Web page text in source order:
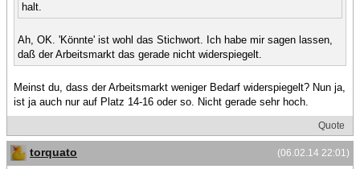
halt.
Ah, OK. 'Könnte' ist wohl das Stichwort. Ich habe mir sagen lassen,
daß der Arbeitsmarkt das gerade nicht widerspiegelt.
Meinst du, dass der Arbeitsmarkt weniger Bedarf widerspiegelt? Nun ja,
ist ja auch nur auf Platz 14-16 oder so. Nicht gerade sehr hoch.
Quote
(06.02.14 22:01)
torquato